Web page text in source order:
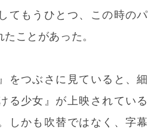
てもうひとつ、この時のパ
ことがあった。
をつぶさに見ていると、細
る少女』が上映されている
しかも吹替ではなく、字幕